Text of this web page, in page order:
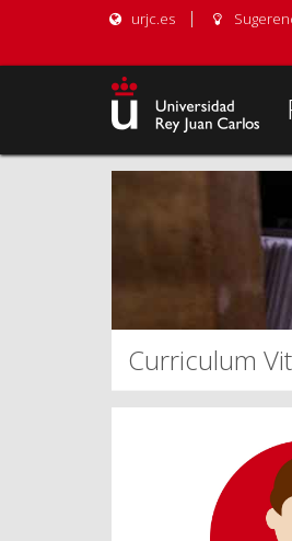
urjc.es
Curriculum